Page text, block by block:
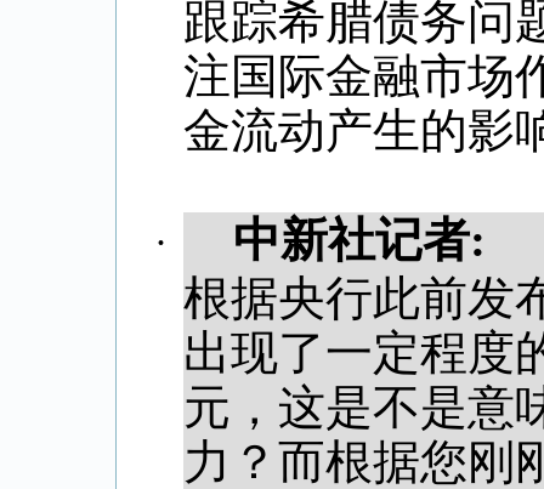
跟踪希腊债务问
注国际金融市场
金流动产生的影
· 中新社记者:
根据央行此前发
出现了一定程度
元，这是不是意
力？而根据您刚